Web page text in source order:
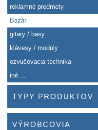
reklamné predmety
Bazár
gitary / basy
klávesy / moduly
ozvučovacia technika
iné ...
TYPY PRODUKTOV
VÝROBCOVIA